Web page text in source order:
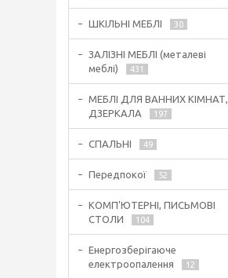
ШКІЛЬНІ МЕБЛІ 30
ЗАЛІЗНІ МЕБЛІ (металеві
меблі)
431
МЕБЛІ ДЛЯ ВАННИХ КІМНАТ,
ДЗЕРКАЛА
197
СПАЛЬНІ 49
Передпокої 52
КОМП'ЮТЕРНІ, ПИСЬМОВІ
СТОЛИ
104
Енергозберігаюче
електроопалення
12